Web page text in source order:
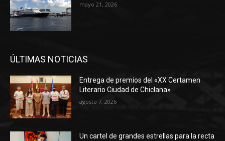
mayo 21, 2026
ÚLTIMAS NOTICIAS
Entrega de premios del «XX Certamen
Literario Ciudad de Chiclana»
agosto 7, 2026
Un cartel de grandes estrellas para la recta